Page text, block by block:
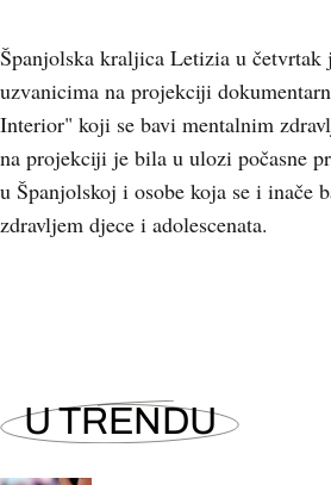
Španjolska kraljica Letizia u četvrtak
uzvanicima na projekciji
Interior" koji se bavi mentalnim
na projekciji je bila u ulozi počasne
u Španjolskoj i osobe koja se i inače
zdravljem djece i adolescenata.
U TRENDU